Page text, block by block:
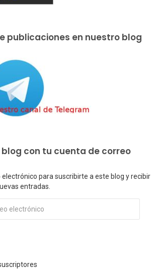
publicaciones en nuestro blog
con tu cuenta de correo
electrónico para suscribirte a este blog y recibir
entradas.